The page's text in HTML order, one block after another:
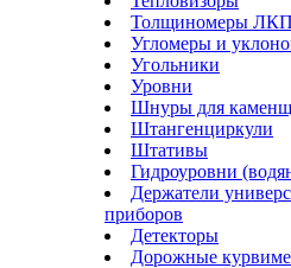
Толщиномеры ЛКП
Угломеры и
Угольники
Уровни
Шнуры для
Штангенциркули
Штативы
Гидроуровни
Держатели
приборов
Детекторы
Дорожные